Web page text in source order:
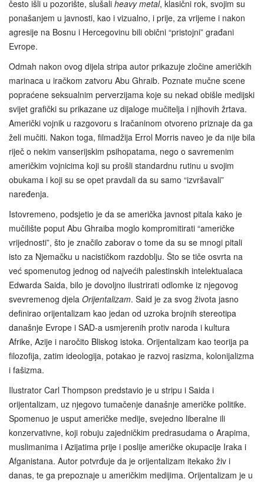
često išli u pozorište, slušali heavy metal, klasični rok, svojim su
ponašanjem u javnosti, kao i vizualno, i prije, za vrijeme i nakon
agresije na Bosnu i Hercegovinu bili obični “pristojni” građani
Evrope.
Odmah nakon ovog dijela stripa autor prikazuje zločine američkih
marinaca u iračkom zatvoru Abu Ghraib. Poznate mučne scene
popraćene seksualnim perverzijama koje su nekad obišle medijski
svijet grafički su prikazane uz dijaloge mučitelja i njihovih žrtava.
Američki vojnik u razgovoru s Iračaninom otvoreno priznaje da ga
želi mučiti. Nakon toga, filmadžija Errol Morris naveo je da nije bila
riječ o nekim vanserijskim psihopatama, nego o savremenim
američkim vojnicima koji su prošli standardnu rutinu u svojim
obukama i koji su se opet pravdali da su samo “izvršavali”
naređenja.
Istovremeno, podsjetio je da se američka javnost pitala kako je
mučilište poput Abu Ghraiba moglo kompromitirati “američke
vrijednosti”, što je značilo zaborav o tome da su se mnogi pitali
isto za Njemačku u nacističkom razdoblju. Što se tiče osvrta na
već spomenutog jednog od najvećih palestinskih intelektualaca
Edwarda Saida, bilo je dovoljno ilustrirati odlomke iz njegovog
svevremenog djela Orijentalizam. Said je za svog života jasno
definirao orijentalizam kao jedan od uzroka brojnih stereotipa
današnje Evrope i SAD-a usmjerenih protiv naroda i kultura
Afrike, Azije i naročito Bliskog istoka. Orijentalizam kao teorija pa
filozofija, zatim ideologija, potakao je razvoj rasizma, kolonijalizma
i fašizma.
Ilustrator Carl Thompson predstavio je u stripu i Saida i
orijentalizam, uz njegovo tumačenje današnje američke politike.
Spomenuo je usput američke medije, svejedno liberalne ili
konzervativne, koji robuju zajedničkim predrasudama o Arapima,
muslimanima i Azijatima prije i poslije američke okupacije Iraka i
Afganistana. Autor potvrđuje da je orijentalizam itekako živ i
danas, te ga prepoznaje u američkim medijima. Orijentalizam je u